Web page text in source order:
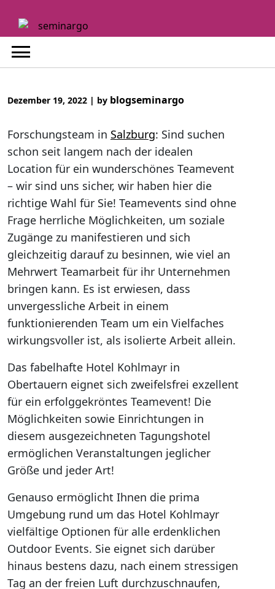
content
Dezember 19, 2022 | by blogseminargo
Forschungsteam in Salzburg: Sind suchen
schon seit langem nach der idealen
Location für ein wunderschönes Teamevent
– wir sind uns sicher, wir haben hier die
richtige Wahl für Sie! Teamevents sind ohne
Frage herrliche Möglichkeiten, um soziale
Zugänge zu manifestieren und sich
gleichzeitig darauf zu besinnen, wie viel an
Mehrwert Teamarbeit für ihr Unternehmen
bringen kann. Es ist erwiesen, dass
unvergessliche Arbeit in einem
funktionierenden Team um ein Vielfaches
wirkungsvoller ist, als isolierte Arbeit allein.
Das fabelhafte Hotel Kohlmayr in
Obertauern eignet sich zweifelsfrei exzellent
für ein erfolggekröntes Teamevent! Die
Möglichkeiten sowie Einrichtungen in
diesem ausgezeichneten Tagungshotel
ermöglichen Veranstaltungen jeglicher
Größe und jeder Art!
Genauso ermöglicht Ihnen die prima
Umgebung rund um das Hotel Kohlmayr
vielfältige Optionen für alle erdenklichen
Outdoor Events. Sie eignet sich darüber
hinaus bestens dazu, nach einem stressigen
Tag an der freien Luft durchzuschnaufen,